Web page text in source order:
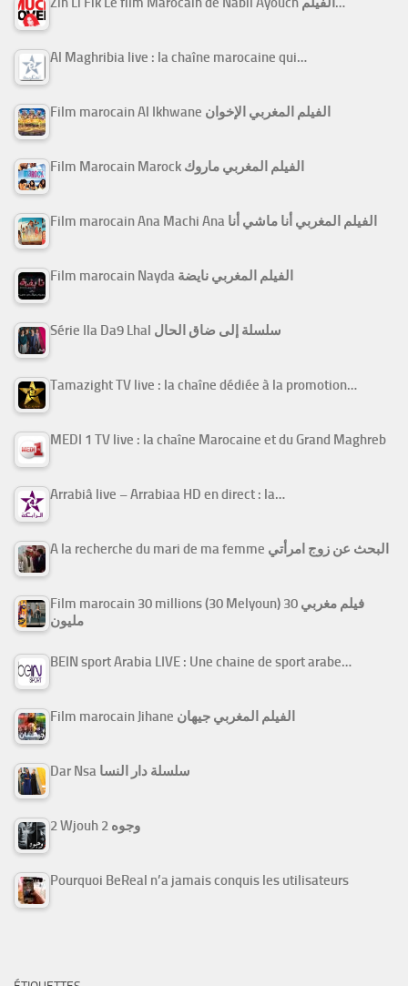
Al Maghribia live : la chaîne marocaine qui…
Film marocain Al Ikhwane الفيلم المغربي الإخوان
Film Marocain Marock الفيلم المغربي ماروك
Film marocain Ana Machi Ana الفيلم المغربي أنا ماشي أنا
Film marocain Nayda الفيلم المغربي نايضة
Série Ila Da9 Lhal سلسلة إلى ضاق الحال
Tamazight TV live : la chaîne dédiée à la promotion…
MEDI 1 TV live : la chaîne Marocaine et du Grand Maghreb
Arrabiâ live – Arrabiaa HD en direct : la…
A la recherche du mari de ma femme البحث عن زوج امرأتي
Film marocain 30 millions (30 Melyoun) فيلم مغربي 30
مليون
BEIN sport Arabia LIVE : Une chaine de sport arabe…
Film marocain Jihane الفيلم المغربي جيهان
Dar Nsa سلسلة دار النسا
2 Wjouh 2 وجوه
Pourquoi BeReal n’a jamais conquis les utilisateurs